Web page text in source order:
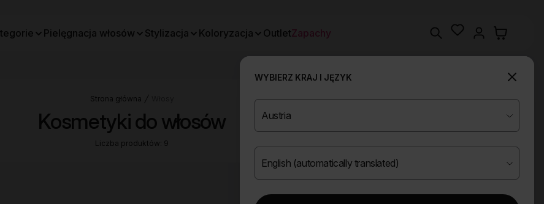
WYBIERZ KRAJ I JĘZYK
Pielęgnacja włosów Stylizacja Koloryzacja OutletZapachy SearchWishlist
Strona główna
Kosmetyki do włosów
Liczba produktów: 9